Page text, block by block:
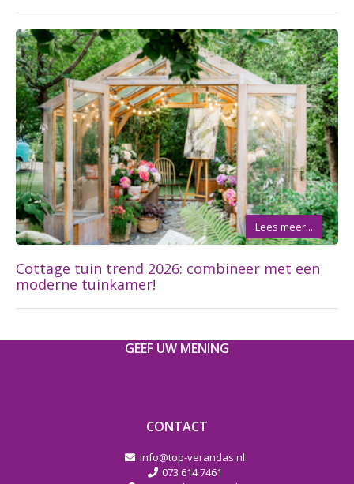
Cottage tuin trend 2026: combineer met een
moderne tuinkamer!
Lees meer...
GEEF UW MENING
CONTACT
info@top-verandas.nl
073 614 7461